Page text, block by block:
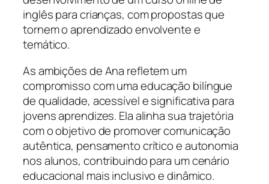
inglês para crianças, com propostas que
tornem o aprendizado envolvente e
temático.
As ambições de Ana refletem um
compromisso com uma educação bilíngue
de qualidade, acessível e significativa para
jovens aprendizes. Ela alinha sua trajetória
com o objetivo de promover comunicação
autêntica, pensamento crítico e autonomia
nos alunos, contribuindo para um cenário
educacional mais inclusivo e dinâmico.